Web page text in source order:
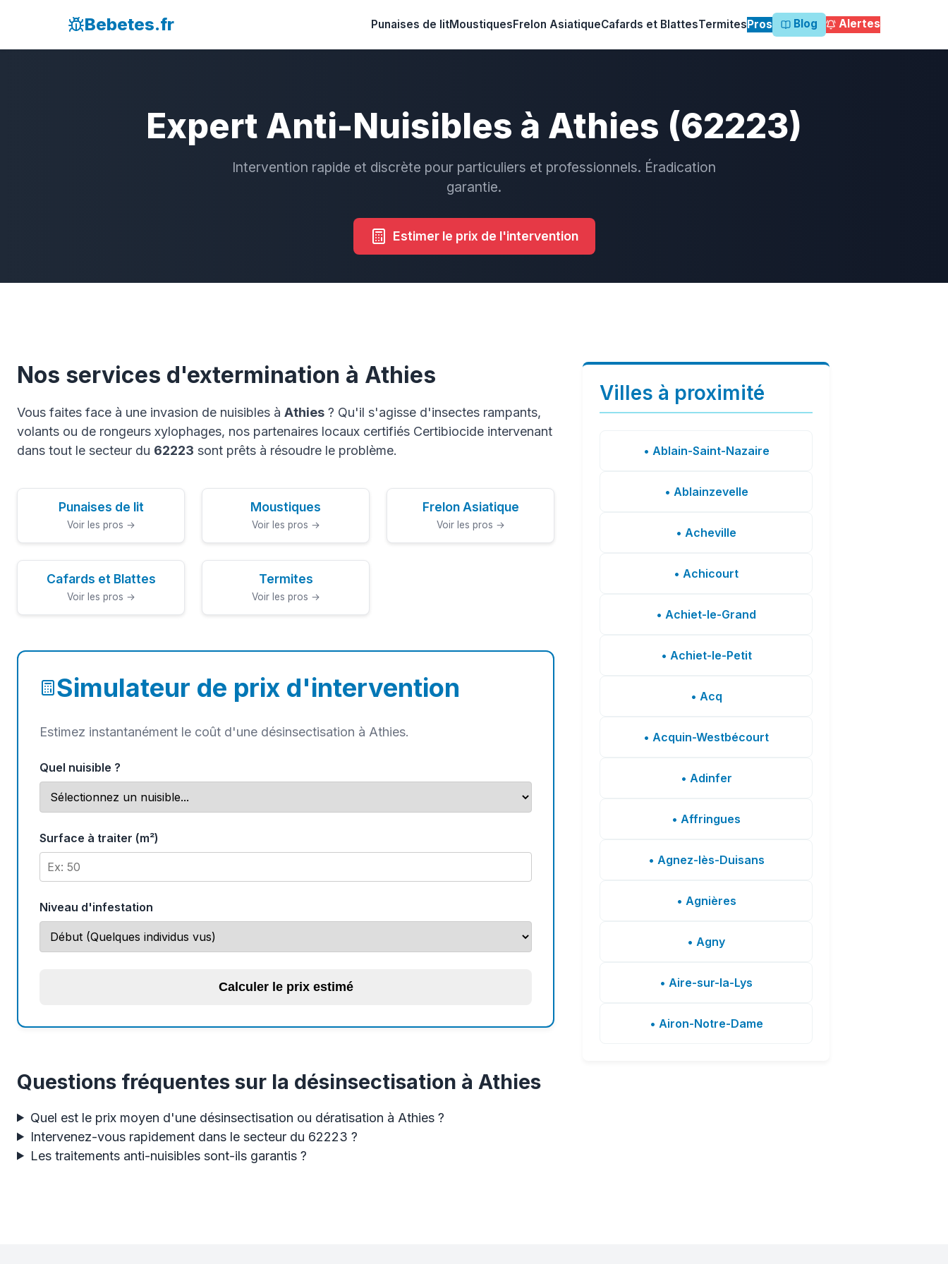
Bebetes.fr Punaises de litMoustiquesFrelon AsiatiqueCafards et BlattesTermitesPros Blog Alertes
Expert Anti-Nuisibles à Athies (62223)
Intervention rapide et discrète pour particuliers et professionnels. Éradication
garantie.
Estimer le prix de l'intervention
Nos services d'extermination à Athies
Vous faites face à une invasion de nuisibles à Athies ? Qu'il s'agisse d'insectes rampants,
volants ou de rongeurs xylophages, nos partenaires locaux certifiés Certibiocide intervenant
dans tout le secteur du 62223 sont prêts à résoudre le problème.
Punaises de lit
Voir les pros →
Moustiques
Voir les pros →
Frelon Asiatique
Voir les pros →
Cafards et Blattes
Voir les pros →
Termites
Voir les pros →
Simulateur de prix d'intervention
Estimez instantanément le coût d'une désinsectisation à Athies.
Quel nuisible ?
Surface à traiter (m²)
Niveau d'infestation
Calculer le prix estimé
Questions fréquentes sur la désinsectisation à Athies
Quel est le prix moyen d'une désinsectisation ou dératisation à Athies ?
Intervenez-vous rapidement dans le secteur du 62223 ?
Les traitements anti-nuisibles sont-ils garantis ?
Villes à proximité
• Ablain-Saint-Nazaire
• Ablainzevelle
• Acheville
• Achicourt
• Achiet-le-Grand
• Achiet-le-Petit
• Acq
• Acquin-Westbécourt
• Adinfer
• Affringues
• Agnez-lès-Duisans
• Agnières
• Agny
• Aire-sur-la-Lys
• Airon-Notre-Dame